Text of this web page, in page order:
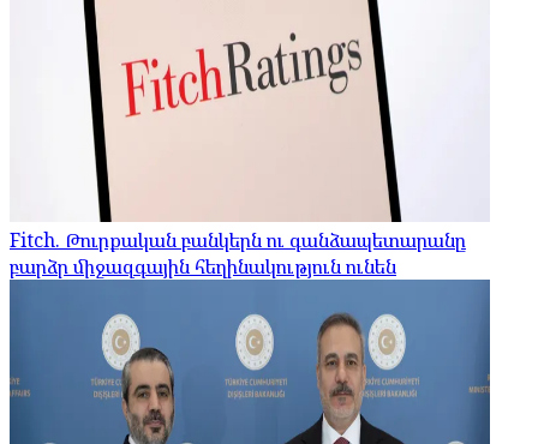
Fitch. Թուրքական բանկերն ու գանձապետարանը
բարձր միջազգային հեղինակություն ունեն